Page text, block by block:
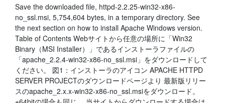
Save the downloaded file, httpd-2.2.25-win32-x86-
no_ssl.msi, 5,754,604 bytes, in a temporary directory. See
the next section on how to install Apache Windows version.
Table of Contents Webサイトから任意の場所に「Win32
Binary（MSI Installer）」であるインストーラファイルの
「apache_2.2.4-win32-x86-no_ssl.msi」をダウンロードして
ください。 図1：インストーラのアイコン APACHE HTTPD
SERVER PROJECTのダウンロードページより 最新版リリー
スのapache_2.x.x-win32-x86-no_ssl.msiをダウンロード。